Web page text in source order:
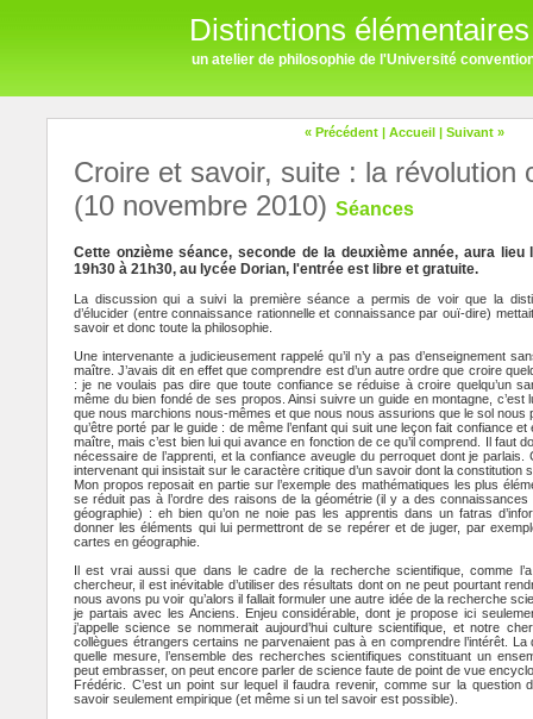
Distinctions élémentaires
un atelier de philosophie de l'Université
« Précédent | Accueil | Suivant »
Croire et savoir, suite : la révolution
(10 novembre 2010) Séances
Cette onzième séance, seconde de la deuxième année, aura
19h30 à 21h30, au lycée Dorian, l'entrée est libre et gratuite.
La discussion qui a suivi la première séance a permis de voir que la
d’élucider (entre connaissance rationnelle et connaissance par ouï-dire)
savoir et donc toute la philosophie.
Une intervenante a judicieusement rappelé qu’il n’y a pas d’enseignement
maître. J’avais dit en effet que comprendre est d’un autre ordre que croire
: je ne voulais pas dire que toute confiance se réduise à croire quelqu’un
même du bien fondé de ses propos. Ainsi suivre un guide en montagne, c’est
que nous marchions nous-mêmes et que nous nous assurions que le sol nous
qu’être porté par le guide : de même l’enfant qui suit une leçon fait confiance
maître, mais c’est bien lui qui avance en fonction de ce qu’il comprend. Il faut
nécessaire de l’apprenti, et la confiance aveugle du perroquet dont je parlais.
intervenant qui insistait sur le caractère critique d’un savoir dont la constitution
Mon propos reposait en partie sur l’exemple des mathématiques les plus
se réduit pas à l’ordre des raisons de la géométrie (il y a des connaissances
géographie) : eh bien qu’on ne noie pas les apprentis dans un fatras
donner les éléments qui lui permettront de se repérer et de juger, par
cartes en géographie.
Il est vrai aussi que dans le cadre de la recherche scientifique, comme
chercheur, il est inévitable d’utiliser des résultats dont on ne peut pourtant
nous avons pu voir qu’alors il fallait formuler une autre idée de la recherche
je partais avec les Anciens. Enjeu considérable, dont je propose ici
j’appelle science se nommerait aujourd’hui culture scientifique, et notre
collègues étrangers certains ne parvenaient pas à en comprendre l’intérêt.
quelle mesure, l’ensemble des recherches scientifiques constituant un
peut embrasser, on peut encore parler de science faute de point de vue
Frédéric. C’est un point sur lequel il faudra revenir, comme sur la question
savoir seulement empirique (et même si un tel savoir est possible).